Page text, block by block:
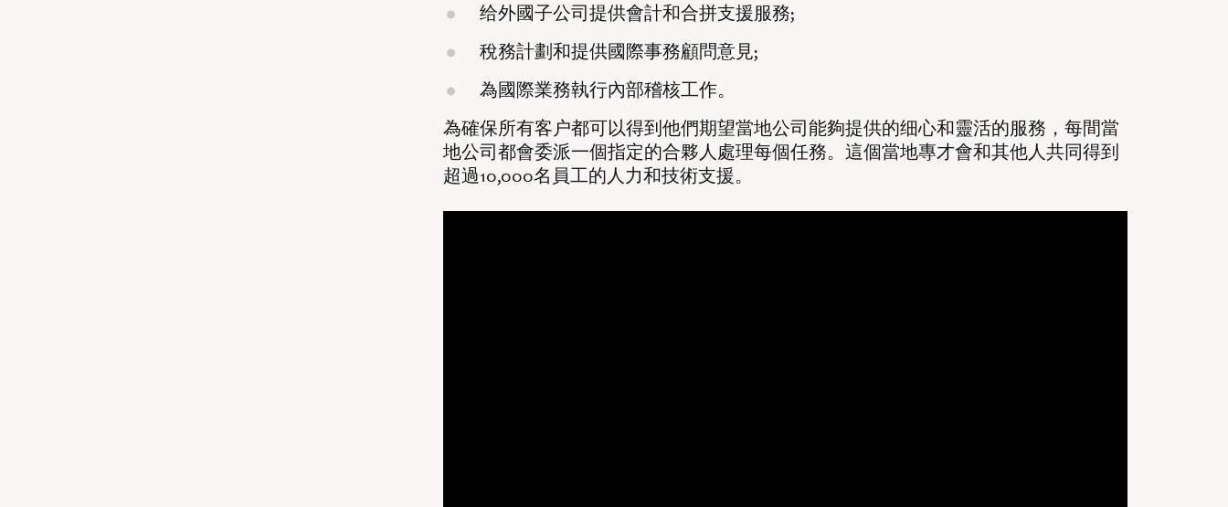
给外國子公司提供會計和合拼支援服務;
稅務計劃和提供國際事務顧問意見;
為國際業務執行內部稽核工作。
為確保所有客户都可以得到他們期望當地公司能夠提供的细心和靈活的服務，每間當
地公司都會委派一個指定的合夥人處理每個任務。這個當地專才會和其他人共同得到
超過10,000名員工的人力和技術支援。